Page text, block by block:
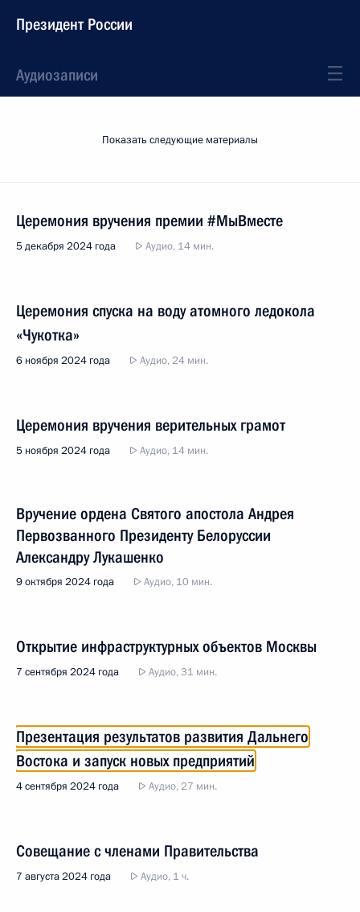
Президент России
Аудиозаписи
Показать следующие материалы
Церемония вручения премии #МыВместе
5 декабря 2024 года Аудио, 14 мин.
Церемония спуска на воду атомного ледокола
«Чукотка»
6 ноября 2024 года Аудио, 24 мин.
Церемония вручения верительных грамот
5 ноября 2024 года Аудио, 14 мин.
Вручение ордена Святого апостола Андрея
Первозванного Президенту Белоруссии
Александру Лукашенко
9 октября 2024 года Аудио, 10 мин.
Открытие инфраструктурных объектов Москвы
7 сентября 2024 года Аудио, 31 мин.
Презентация результатов развития Дальнего
Востока и запуск новых предприятий
4 сентября 2024 года Аудио, 27 мин.
Совещание с членами Правительства
7 августа 2024 года Аудио, 1 ч.